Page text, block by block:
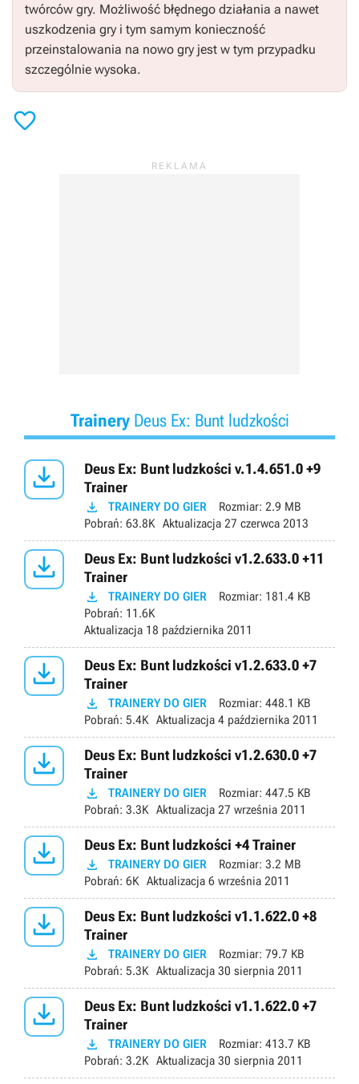
twórców gry. Możliwość błędnego działania a nawet
uszkodzenia gry i tym samym konieczność
przeinstalowania na nowo gry jest w tym przypadku
szczególnie wysoka.

TraineryDeus Ex: Bunt ludzkości

Deus Ex: Bunt ludzkości v.1.4.651.0 +9
Trainer
 TRAINERY DO GIER Rozmiar: 2.9 MB
Pobrań: 63.8K Aktualizacja 27 czerwca 2013

Deus Ex: Bunt ludzkości v1.2.633.0 +11
Trainer
 TRAINERY DO GIER Rozmiar: 181.4 KB
Pobrań: 11.6K
Aktualizacja 18 października 2011

Deus Ex: Bunt ludzkości v1.2.633.0 +7
Trainer
 TRAINERY DO GIER Rozmiar: 448.1 KB
Pobrań: 5.4K Aktualizacja 4 października 2011

Deus Ex: Bunt ludzkości v1.2.630.0 +7
Trainer
 TRAINERY DO GIER Rozmiar: 447.5 KB
Pobrań: 3.3K Aktualizacja 27 września 2011
 Deus Ex: Bunt ludzkości +4 Trainer
 TRAINERY DO GIER Rozmiar: 3.2 MB
Pobrań: 6K Aktualizacja 6 września 2011

Deus Ex: Bunt ludzkości v1.1.622.0 +8
Trainer
 TRAINERY DO GIER Rozmiar: 79.7 KB
Pobrań: 5.3K Aktualizacja 30 sierpnia 2011

Deus Ex: Bunt ludzkości v1.1.622.0 +7
Trainer
 TRAINERY DO GIER Rozmiar: 413.7 KB
Pobrań: 3.2K Aktualizacja 30 sierpnia 2011